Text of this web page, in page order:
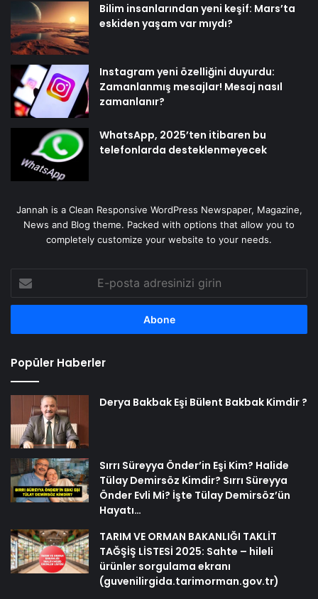
Bilim insanlarından yeni keşif: Mars’ta
eskiden yaşam var mıydı?
Instagram yeni özelliğini duyurdu:
Zamanlanmış mesajlar! Mesaj nasıl
zamanlanır?
WhatsApp, 2025’ten itibaren bu
telefonlarda desteklenmeyecek
Jannah is a Clean Responsive WordPress Newspaper, Magazine,
News and Blog theme. Packed with options that allow you to
completely customize your website to your needs.
posta
adresinizi
Popüler Haberler
Derya Bakbak Eşi Bülent Bakbak Kimdir ?
Sırrı Süreyya Önder’in Eşi Kim? Halide
Tülay Demirsöz Kimdir? Sırrı Süreyya
Önder Evli Mi? İşte Tülay Demirsöz’ün
Hayatı…
TARIM VE ORMAN BAKANLIĞI TAKLİT
TAĞŞİŞ LİSTESİ 2025: Sahte – hileli
ürünler sorgulama ekranı
(guvenilirgida.tarimorman.gov.tr)